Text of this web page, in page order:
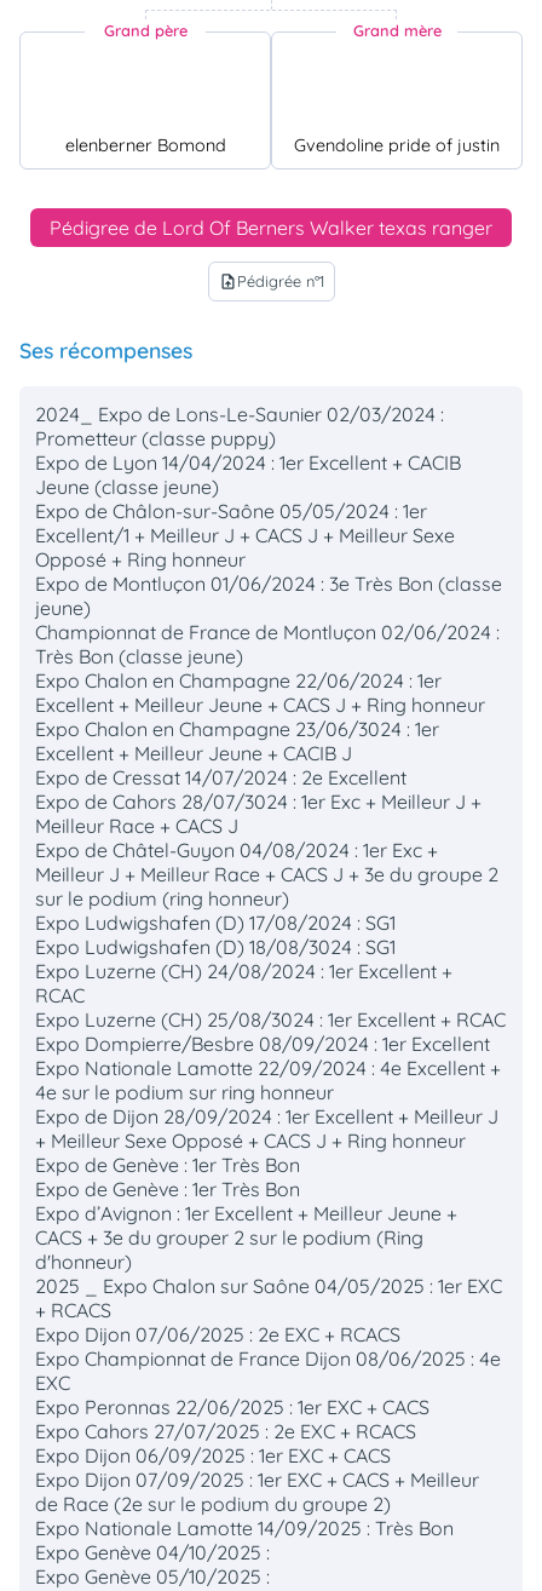
Grand père
elenberner Bomond
Grand mère
Gvendoline pride of justin
Pédigree de Lord Of Berners Walker texas ranger
upload_file Pédigrée n°1
Ses récompenses
2024_ Expo de Lons-Le-Saunier 02/03/2024 :
Prometteur (classe puppy)
Expo de Lyon 14/04/2024 : 1er Excellent + CACIB
Jeune (classe jeune)
Expo de Châlon-sur-Saône 05/05/2024 : 1er
Excellent/1 + Meilleur J + CACS J + Meilleur Sexe
Opposé + Ring honneur
Expo de Montluçon 01/06/2024 : 3e Très Bon (classe
jeune)
Championnat de France de Montluçon 02/06/2024 :
Très Bon (classe jeune)
Expo Chalon en Champagne 22/06/2024 : 1er
Excellent + Meilleur Jeune + CACS J + Ring honneur
Expo Chalon en Champagne 23/06/3024 : 1er
Excellent + Meilleur Jeune + CACIB J
Expo de Cressat 14/07/2024 : 2e Excellent
Expo de Cahors 28/07/3024 : 1er Exc + Meilleur J +
Meilleur Race + CACS J
Expo de Châtel-Guyon 04/08/2024 : 1er Exc +
Meilleur J + Meilleur Race + CACS J + 3e du groupe 2
sur le podium (ring honneur)
Expo Ludwigshafen (D) 17/08/2024 : SG1
Expo Ludwigshafen (D) 18/08/3024 : SG1
Expo Luzerne (CH) 24/08/2024 : 1er Excellent +
RCAC
Expo Luzerne (CH) 25/08/3024 : 1er Excellent + RCAC
Expo Dompierre/Besbre 08/09/2024 : 1er Excellent
Expo Nationale Lamotte 22/09/2024 : 4e Excellent +
4e sur le podium sur ring honneur
Expo de Dijon 28/09/2024 : 1er Excellent + Meilleur J
+ Meilleur Sexe Opposé + CACS J + Ring honneur
Expo de Genève : 1er Très Bon
Expo de Genève : 1er Très Bon
Expo d’Avignon : 1er Excellent + Meilleur Jeune +
CACS + 3e du grouper 2 sur le podium (Ring
d'honneur)
2025 _ Expo Chalon sur Saône 04/05/2025 : 1er EXC
+ RCACS
Expo Dijon 07/06/2025 : 2e EXC + RCACS
Expo Championnat de France Dijon 08/06/2025 : 4e
EXC
Expo Peronnas 22/06/2025 : 1er EXC + CACS
Expo Cahors 27/07/2025 : 2e EXC + RCACS
Expo Dijon 06/09/2025 : 1er EXC + CACS
Expo Dijon 07/09/2025 : 1er EXC + CACS + Meilleur
de Race (2e sur le podium du groupe 2)
Expo Nationale Lamotte 14/09/2025 : Très Bon
Expo Genève 04/10/2025 :
Expo Genève 05/10/2025 :